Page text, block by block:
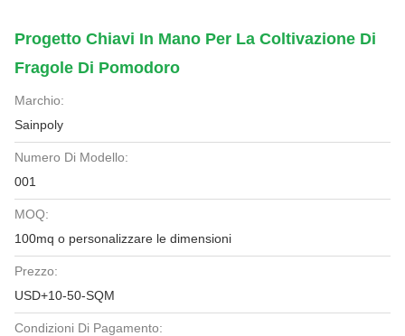
Progetto Chiavi In Mano Per La Coltivazione Di
Fragole Di Pomodoro
Marchio:
Sainpoly
Numero Di Modello:
001
MOQ:
100mq o personalizzare le dimensioni
Prezzo:
USD+10-50-SQM
Condizioni Di Pagamento: